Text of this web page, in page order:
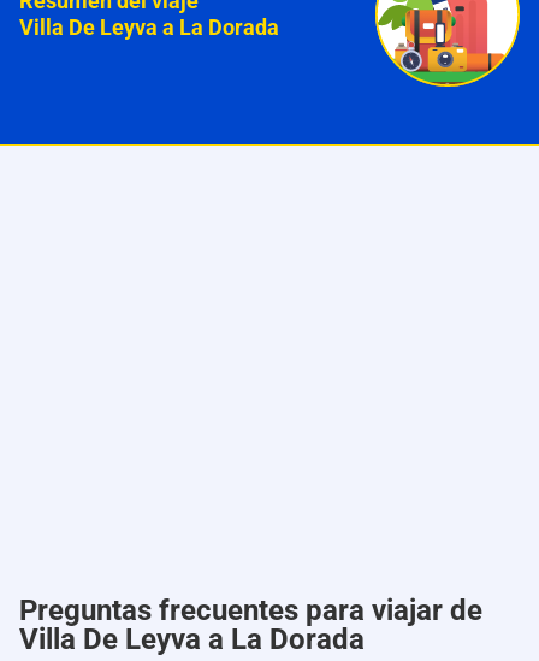
Villa De Leyva a La Dorada
Preguntas frecuentes para viajar de
Villa De Leyva a La Dorada